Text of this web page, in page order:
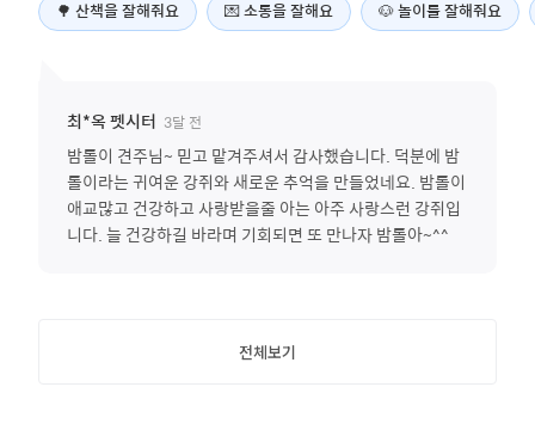
🌳 산책을 잘해줘요 💌 소통을 잘해요 🐶놀이를 잘해줘요
최*옥펫시터 3달 전
밤톨이 견주님~ 믿고 맡겨주셔서 감사했습니다. 덕분에 밤
톨이라는 귀여운 강쥐와 새로운 추억을 만들었네요. 밤톨이
애교많고 건강하고 사랑받을줄 아는 아주 사랑스런 강쥐입
니다. 늘 건강하길 바라며 기회되면 또 만나자 밤톨아~^^
전체보기